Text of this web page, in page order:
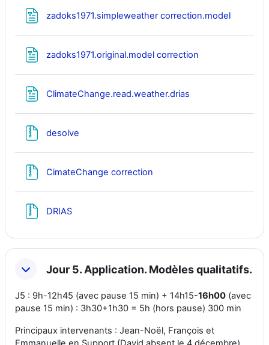
zadoks1971.simpleweather correction.model
zadoks1971.original.model correction
ClimateChange.read.weather.drias
desolve
CimateChange correction
DRIAS
Jour 5. Application. Modèles qualitatifs.
J5 : 9h-12h45 (avec pause 15 min) + 14h15-16h00 (avec
pause 15 min) : 3h30+1h30 = 5h (hors pause) 300 min
Principaux intervenants : Jean-Noël, François et